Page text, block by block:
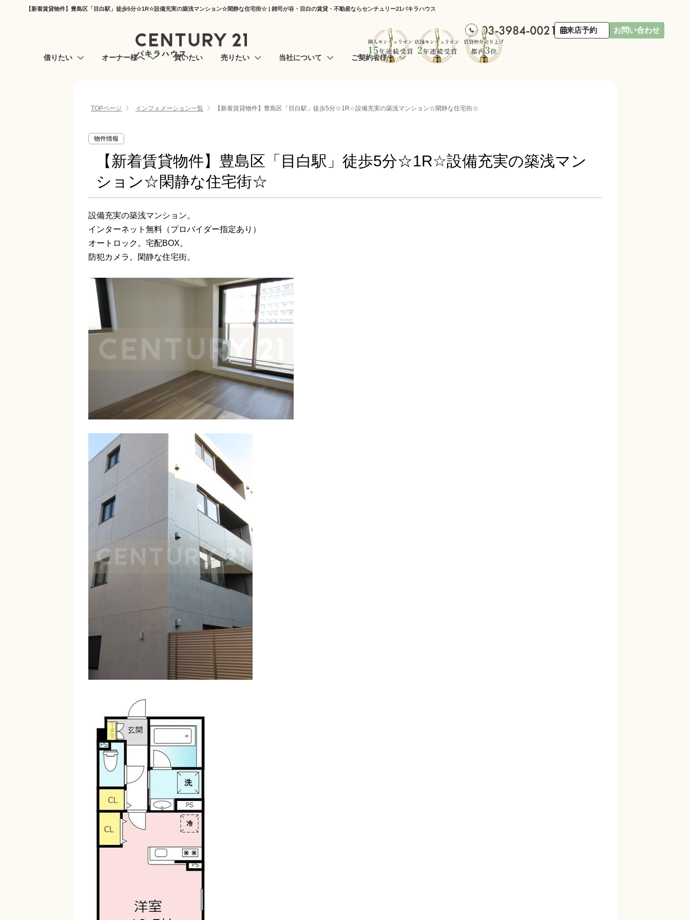
【新着賃貸物件】豊島区「目白駅」徒歩5分☆1R☆設備充実の築浅マンション☆閑静な住宅街☆ | 雑司が谷・目白の賃貸・不動産ならセンチュリー21パキラハウス
来店予約 お問い合わせ
借りたい オーナー様へ 買いたい 売りたい 当社について ご契約者様へ
TOPページ インフォメーション一覧 【新着賃貸物件】豊島区「目白駅」徒歩5分☆1R☆設備充実の築浅マンション☆閑静な住宅街☆
物件情報
【新着賃貸物件】豊島区「目白駅」徒歩5分☆1R☆設備充実の築浅マン
ション☆閑静な住宅街☆
設備充実の築浅マンション。
インターネット無料（プロバイダー指定あり）
オートロック。宅配BOX。
防犯カメラ。閑静な住宅街。